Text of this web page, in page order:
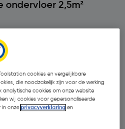
ondervloer 2,5m²
cookies en vergelijkbare
die noodzakelijk zijn voor de werking
cookies om onze website
wij cookies voor gepersonaliseerde
in onzeprivacyverklaring en